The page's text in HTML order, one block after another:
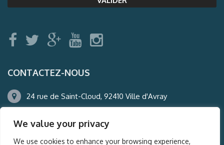
We value your privacy
We use cookies to enhance your browsing experience,
CONTACTEZ-NOUS
24 rue de Saint-Cloud, 92410 Ville d'Avray